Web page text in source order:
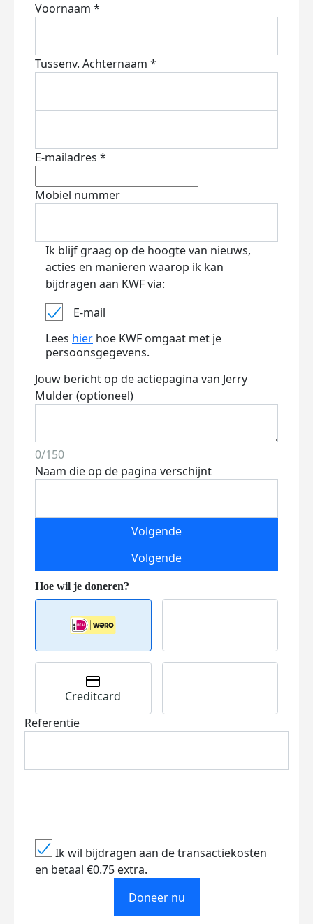
Voornaam *
Tussenv. Achternaam *
E-mailadres *
Mobiel nummer
Ik blijf graag op de hoogte van nieuws,
acties en manieren waarop ik kan
bijdragen aan KWF via:
E-mail
Lees hier hoe KWF omgaat met je
persoonsgegevens.
Jouw bericht op de actiepagina van Jerry
Mulder (optioneel)
0/150
Naam die op de pagina verschijnt
Volgende
Volgende
Creditcard
Referentie
Ik wil bijdragen aan de transactiekosten
en betaal €0.75 extra.
Doneer nu